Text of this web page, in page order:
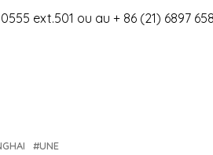
ext.501 ou au + 86 (21) 6897
UNE